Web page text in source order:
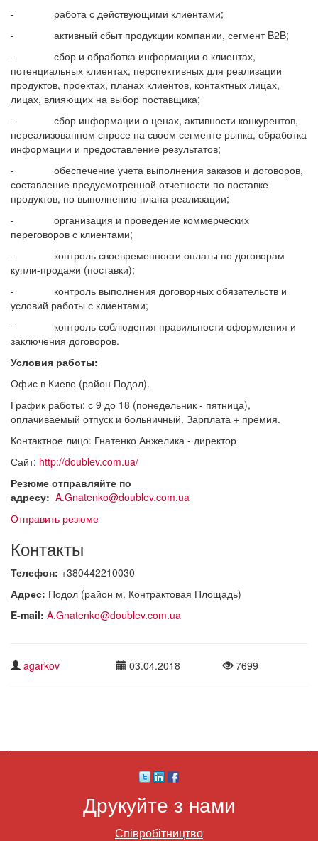
- работа с действующими клиентами;
- активный сбыт продукции компании, сегмент B2B;
- сбор и обработка информации о клиентах,
потенциальных клиентах, перспективных для реализации
продуктов, проектах, планах клиентов, контактных лицах,
лицах, влияющих на выбор поставщика;
- сбор информации о ценах, активности конкурентов,
нереализованном спросе на своем сегменте рынка, обработка
информации и предоставление результатов;
- обеспечение учета выполнения заказов и договоров,
составление предусмотренной отчетности по поставке
продуктов, по выполнению плана реализации;
- организация и проведение коммерческих
переговоров с клиентами;
- контроль своевременности оплаты по договорам
купли-продажи (поставки);
- контроль выполнения договорных обязательств и
условий работы с клиентами;
- контроль соблюдения правильности оформления и
заключения договоров.
Условия работы:
Офис в Киеве (район Подол).
График работы: с 9 до 18 (понедельник - пятница),
оплачиваемый отпуск и больничный. Зарплата + премия.
Контактное лицо: Гнатенко Анжелика - директор
Сайт: http://doublev.com.ua/
Резюме отправляйте по
адресу: A.Gnatenko@doublev.com.ua
Отправить резюме
Контакты
Телефон: +380442210030
Адрес: Подол (район м. Контрактовая Площадь)
E-mail: A.Gnatenko@doublev.com.ua
agarkov 03.04.2018 7699
Друкуйте з нами
Співробітництво